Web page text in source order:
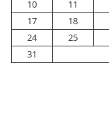
10
11
17
18
24
25
31